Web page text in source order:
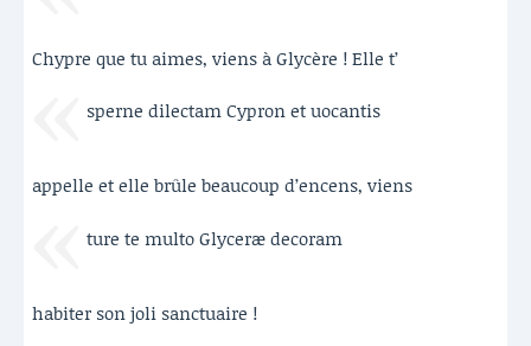
Chypre que tu aimes, viens à Glycère ! Elle t’
sperne dilectam Cypron et uocantis
appelle et elle brûle beaucoup d’encens, viens
ture te multo Glyceræ decoram
habiter son joli sanctuaire !